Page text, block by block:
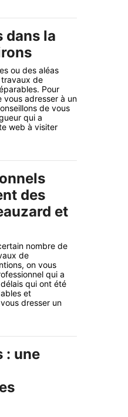
dans la
ou des aléas
de
Pour
adresser à un
de vous
qui a
web à visiter
des
et
nombre de
de
on vous
qui a
qui ont été
et
dresser un
: une